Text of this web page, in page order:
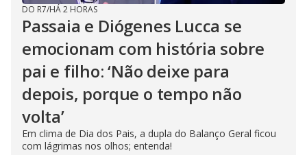
DO R7/HÁ 2 HORAS
Passaia e Diógenes Lucca se
emocionam com história sobre
pai e filho: ‘Não deixe para
depois, porque o tempo não
volta’
Em clima de Dia dos Pais, a dupla do Balanço Geral ficou
com lágrimas nos olhos; entenda!